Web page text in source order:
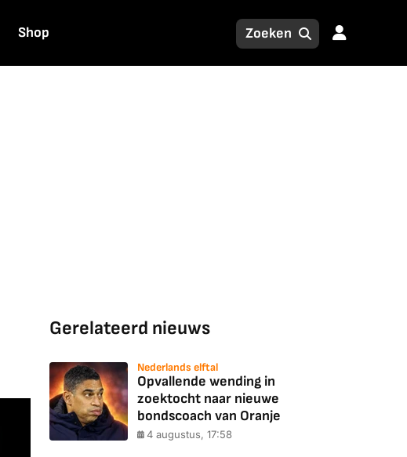
Shop
Gerelateerd nieuws
Nederlands elftal
Opvallende wending in
zoektocht naar nieuwe
bondscoach van Oranje
4 augustus, 17:58